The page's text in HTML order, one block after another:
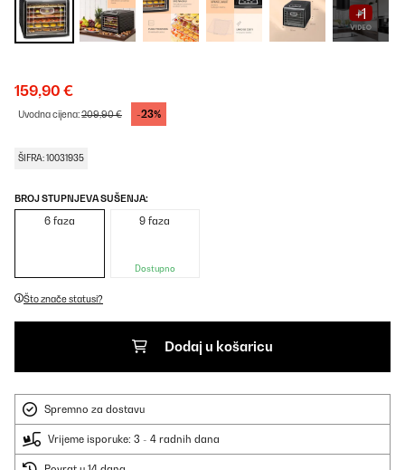
+1
159,90 €
Uvodna cijena:209,90 € -23%
ŠIFRA: 10031935
BROJ STUPNJEVA SUŠENJA:
6 faza 9 faza
Dostupno
Što znače statusi?
Dodaj u košaricu
Spremno za dostavu
Vrijeme isporuke: 3 - 4 radnih dana